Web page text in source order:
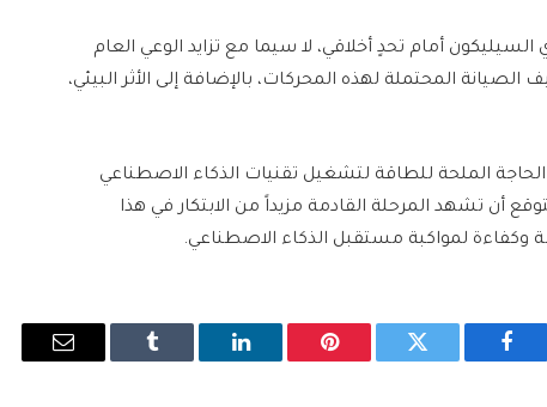
أمام تحدٍ أخلاقي، لا سيما مع تزايد الوعي العام
المحتملة لهذه المحركات، بالإضافة إلى الأثر البيئي،
الحاجة الملحة للطاقة لتشغيل تقنيات الذكاء الاصطناعي
أن تشهد المرحلة القادمة مزيداً من الابتكار في هذا
وكفاءة لمواكبة مستقبل الذكاء الاصطناعي.
فيسبوك تويتر بينتيريستلينكدإن Tumblr
البريد